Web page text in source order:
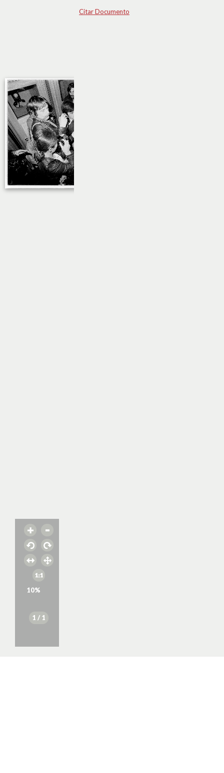
10%
1 / 1
Citar Documento